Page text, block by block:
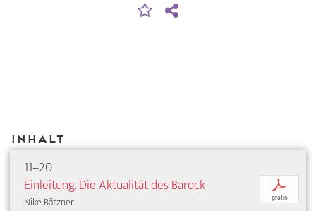
Inhalt
11–20
Einleitung. Die Aktualität des Barock
Nike Bätzner
p
gratis